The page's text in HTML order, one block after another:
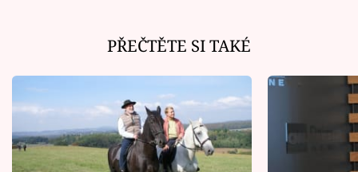
PŘEČTĚTE SI TAKÉ